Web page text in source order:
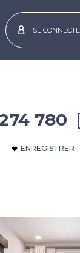
SE
780
ENREGISTRER